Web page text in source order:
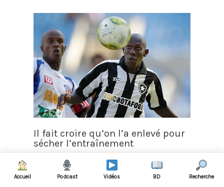
Il fait croire qu’on l’a enlevé pour
sécher l’entraînement
Accueil Podcast Vidéos BD Recherche